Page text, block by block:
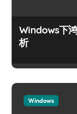
Windows下
析
Windows